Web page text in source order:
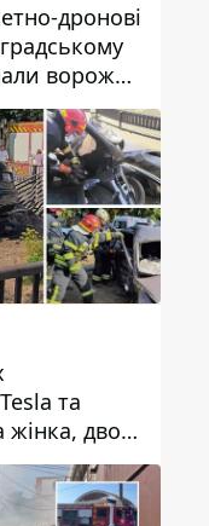
дронові
ворожу
та
жінка, двоє